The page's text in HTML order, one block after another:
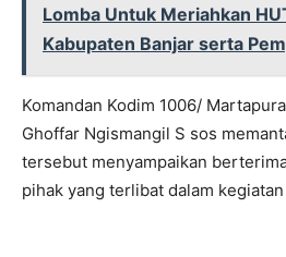
Lomba Untuk Meriahkan
Kabupaten Banjar serta
Komandan Kodim 1006/
Ghoffar Ngismangil S sos
tersebut menyampaikan
pihak yang terlibat dalam